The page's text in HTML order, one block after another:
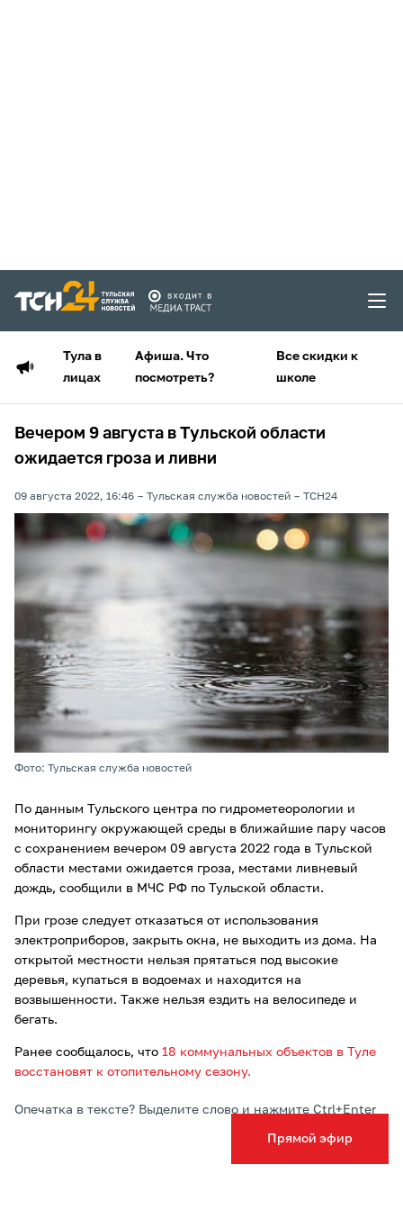
Тула в
лицах
Афиша. Что
посмотреть?
Все скидки к
школе
Прямой эфир
Вечером 9 августа в Тульской области
ожидается гроза и ливни
09 августа 2022, 16:46 Тульская служба новостей ТСН24
Фото: Тульская служба новостей
По данным Тульского центра по гидрометеорологии и
мониторингу окружающей среды в ближайшие пару часов
с сохранением вечером 09 августа 2022 года в Тульской
области местами ожидается гроза, местами ливневый
дождь, сообщили в МЧС РФ по Тульской области.
При грозе следует отказаться от использования
электроприборов, закрыть окна, не выходить из дома. На
открытой местности нельзя прятаться под высокие
деревья, купаться в водоемах и находится на
возвышенности. Также нельзя ездить на велосипеде и
бегать.
Ранее сообщалось, что 18 коммунальных объектов в Туле
восстановят к отопительному сезону.
Опечатка в тексте? Выделите слово и нажмите Ctrl+Enter